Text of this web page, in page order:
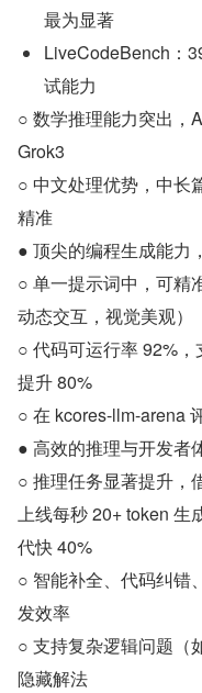
最为显著
LiveCodeBench：
试能力
○ 数学推理能力突出，
Grok3
○ 中文处理优势，中
精准
● 顶尖的编程生成能
○ 单一提示词中，可精
动态交互，视觉美观）
○ 代码可运行率 92%
提升 80%
○ 在 kcores-llm-arena
● 高效的推理与开发者
○ 推理任务显著提升，
上线每秒 20+ token 生
代快 40%
○ 智能补全、代码纠
发效率
○ 支持复杂逻辑问题
隐藏解法